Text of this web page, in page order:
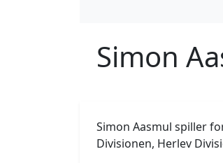
Simon
Simon Aasmul spiller
Divisionen, Herlev